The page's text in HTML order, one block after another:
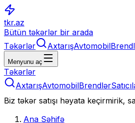
tkr.az
Bütün təkərlər bir arada
Təkərlər
AxtarışAvtomobil
Menyunu aç
Təkərlər
AxtarışAvtomobilBrendlər
Biz təkər satışı həyata keçirmirik,
Ana Səhifə